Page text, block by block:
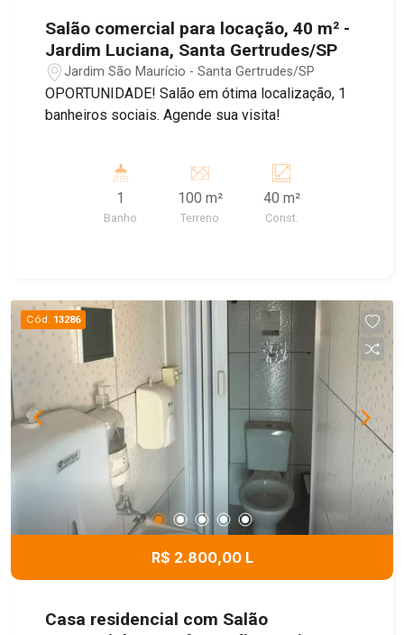
Salão comercial para locação, 40 m² -
Jardim Luciana, Santa Gertrudes/SP
Jardim São Maurício - Santa Gertrudes/SP
OPORTUNIDADE! Salão em ótima localização, 1
banheiros sociais. Agende sua visita!
1
Banho
100 m²
Terreno
40 m²
Const.
Cód. 13286
R$ 2.800,00 L
Casa residencial com Salão